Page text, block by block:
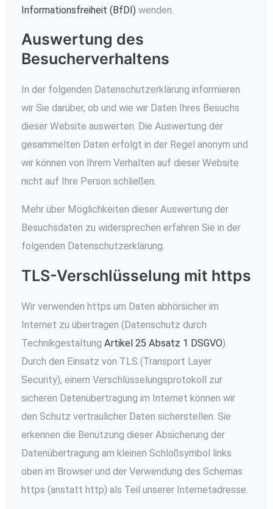
Informationsfreiheit (BfDI) wenden.
Auswertung des
Besucherverhaltens
In der folgenden Datenschutzerklärung informieren
wir Sie darüber, ob und wie wir Daten Ihres Besuchs
dieser Website auswerten. Die Auswertung der
gesammelten Daten erfolgt in der Regel anonym und
wir können von Ihrem Verhalten auf dieser Website
nicht auf Ihre Person schließen.
Mehr über Möglichkeiten dieser Auswertung der
Besuchsdaten zu widersprechen erfahren Sie in der
folgenden Datenschutzerklärung.
TLS-Verschlüsselung mit https
Wir verwenden https um Daten abhörsicher im
Internet zu übertragen (Datenschutz durch
TechnikgestaltungArtikel 25 Absatz 1 DSGVO).
Durch den Einsatz von TLS (Transport Layer
Security), einem Verschlüsselungsprotokoll zur
sicheren Datenübertragung im Internet können wir
den Schutz vertraulicher Daten sicherstellen. Sie
erkennen die Benutzung dieser Absicherung der
Datenübertragung am kleinen Schloßsymbol links
oben im Browser und der Verwendung des Schemas
https (anstatt http) als Teil unserer Internetadresse.